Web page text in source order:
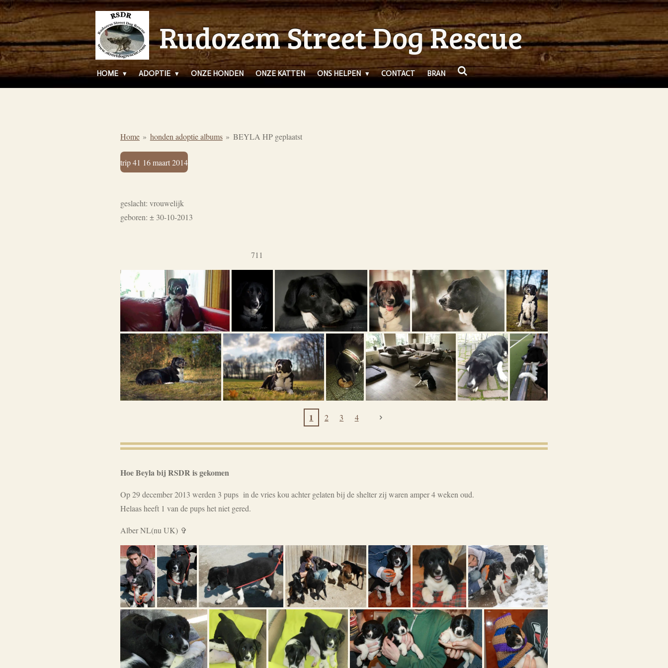
Ga
direct
naar
de
hoofdinhoud
Rudozem Street Dog Rescue
HOME ADOPTIE ONZE HONDEN ONZE KATTEN ONS HELPEN CONTACT BRAN
Home » honden adoptie albums » BEYLA HP geplaatst
trip 41 16 maart 2014
geslacht: vrouwelijk
geboren: ± 30-10-2013
711
1 2 3 4
Hoe Beyla bij RSDR is gekomen
Op 29 december 2013 werden 3 pups in de vries kou achter gelaten bij de shelter zij waren amper 4 weken oud.
Helaas heeft 1 van de pups het niet gered.
Alber NL(nu UK) ✞